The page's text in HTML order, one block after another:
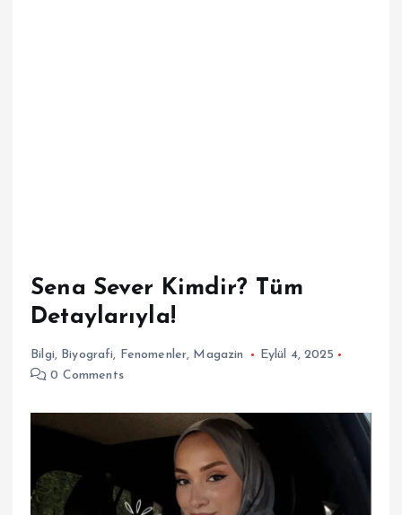
Sena Sever Kimdir? Tüm
Detaylarıyla!
Bilgi, Biyografi, Fenomenler, Magazin
Eylül 4, 2025
0 Comments